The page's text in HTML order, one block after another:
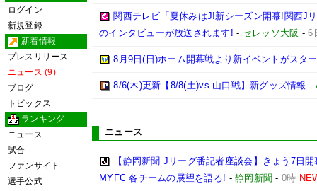
ログイン
新規登録
新着情報
プレスリリース
ニュース (9)
ブログ
トピックス
ランキング
ニュース
試合
ファンサイト
選手公式
関西テレビ「夏休みはJ!新シーズン開幕!関西J
のインタビューが放送されます! - セレッソ大阪 -6
8月9日(日)ホーム開幕戦より新イベントがスタ
8/6(木)更新【8/8(土)vs.山口戦】新グッズ情報 -
ニュース
【静岡新聞 Jリーグ番記者座談会】きょう7日
MYFC 各チームの展望を語る! -静岡新聞 - 0時